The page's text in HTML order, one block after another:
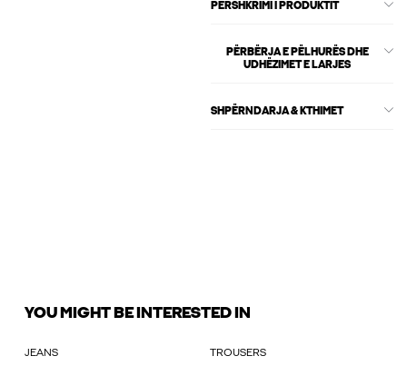
PËRSHKRIMI I PRODUKTIT
PËRBËRJA E PËLHURËS DHE
UDHËZIMET E LARJES
SHPËRNDARJA & KTHIMET
YOU MIGHT BE INTERESTED IN
JEANS TROUSERS